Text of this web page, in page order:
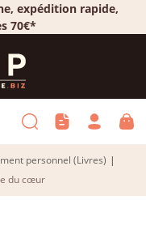
expédition rapide,
70€*
personnel (Livres) |
du cœur